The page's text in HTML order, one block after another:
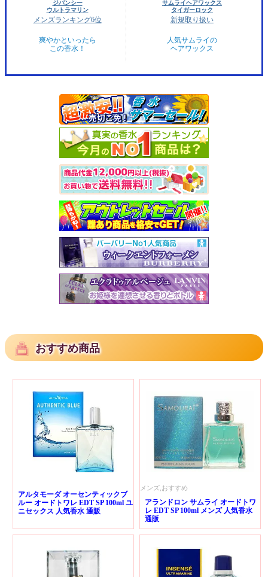
ジバンシー
ウルトラマリン
メンズランキング6位
爽やかといったら
この香水！
サムライヘアワックス
タイガーロック
新規取り扱い
人気サムライの
ヘアワックス
おすすめ商品
アルタモーダ オーセンティックブ
ルー オードトワレ EDT SP 100ml ユ
ニセックス 人気香水 通販
メンズ,おすすめ
アランドロン サムライ オードトワ
レ EDT SP 100ml メンズ 人気香水
通販